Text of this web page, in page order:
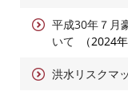
平成30年７月
いて
2024
洪水リスクマ